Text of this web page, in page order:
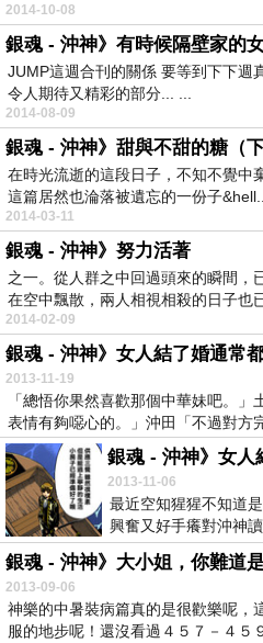
2014-10-08
銀魂 - 沖神》有時候隔壁家的
JUMP這週合刊的關係 要等到下下週
令人期待又精彩的部分... ...
2014-08-09
銀魂 - 沖神》甜與不甜的糖（下
在時光流逝的這段日子，不知不覺中
這篇居然也淪落被遺忘的一份子&hell...
2014-03-11
銀魂 - 沖神》努力活著
之一。從人群之中回過頭來的瞬間，
在空中飄散，兩人相視相殺的日子也
2014-02-09
銀魂 - 沖神》女人結了婚通常
2013-11-19
「總悟你果然喜歡那個中華妹吧。
表情有夠噁心的。」沖田「不過對方
2013-11-06
最近空知猩猩不知道
興奮又好手癢對沖神
升人...
銀魂 - 沖神》大小姐，你難道
2013-09-06
神樂的中暑裝病篇真的是很歡樂呢，
服的地步呢！還沒看過４５７－４５